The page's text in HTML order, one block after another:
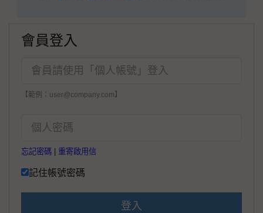
會員登入
【範例：user@company.com】
忘記密碼 重寄啟用信
記住帳號密碼
登入